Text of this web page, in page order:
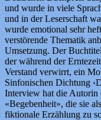
und wurde in viele
und in der Leserschaft
wurde emotional sehr
verstörende Thematik
Umsetzung. Der
der während der
Verstand verwirrt, ein
Sinfonischen Dichtung
Interview hat die Autorin
«Begebenheit», die sie
fiktionale Erzählung zu